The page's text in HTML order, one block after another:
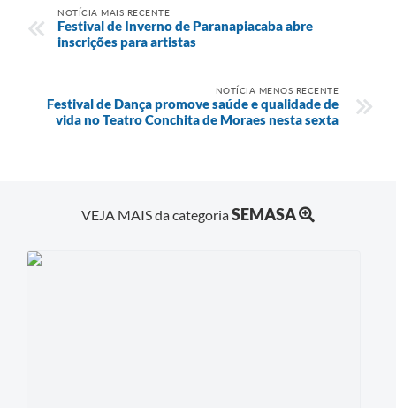
NOTÍCIA MAIS RECENTE
Festival de Inverno de Paranapiacaba abre
inscrições para artistas
NOTÍCIA MENOS RECENTE
Festival de Dança promove saúde e qualidade de
vida no Teatro Conchita de Moraes nesta sexta
VEJA MAIS da categoriaSEMASA